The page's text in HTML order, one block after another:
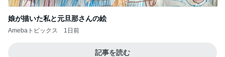
娘が描いた私と元旦那さんの絵
Amebaトピックス 1日前
記事を読む